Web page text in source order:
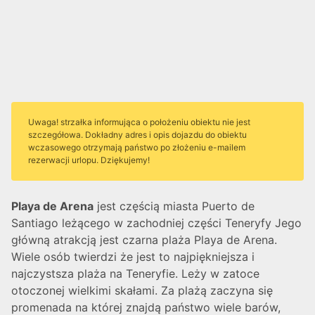
Playa de Arena jest częścią miasta Puerto de
Santiago leżącego w zachodniej części Teneryfy Jego
główną atrakcją jest czarna plaża Playa de Arena.
Wiele osób twierdzi że jest to najpiękniejsza i
najczystsza plaża na Teneryfie. Leży w zatoce
otoczonej wielkimi skałami. Za plażą zaczyna się
promenada na której znajdą państwo wiele barów,
Uwaga! strzałka informująca o położeniu obiektu nie jest
szczegółowa. Dokładny adres i opis dojazdu do obiektu
wczasowego otrzymają państwo po złożeniu e-mailem
rezerwacji urlopu. Dziękujemy!